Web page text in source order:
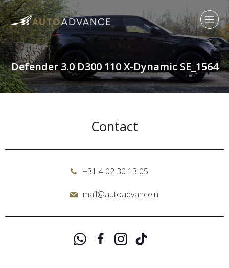
Defender 3.0 D300 110 X-Dynamic SE_1564
Contact
+31 4 02 30 13 05
mail@autoadvance.nl